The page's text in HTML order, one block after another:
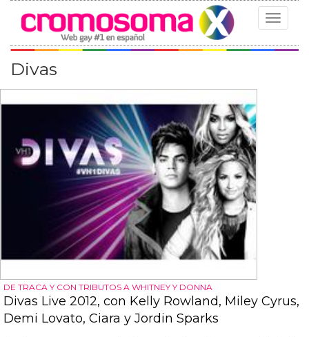
Toggle
Divas
DE TRACA Y CON TRIBUTOS A WHITNEY Y DONNA
Divas Live 2012, con Kelly Rowland, Miley Cyrus,
Demi Lovato, Ciara y Jordin Sparks